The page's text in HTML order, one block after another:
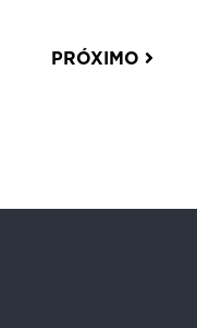
PRÓXIMO